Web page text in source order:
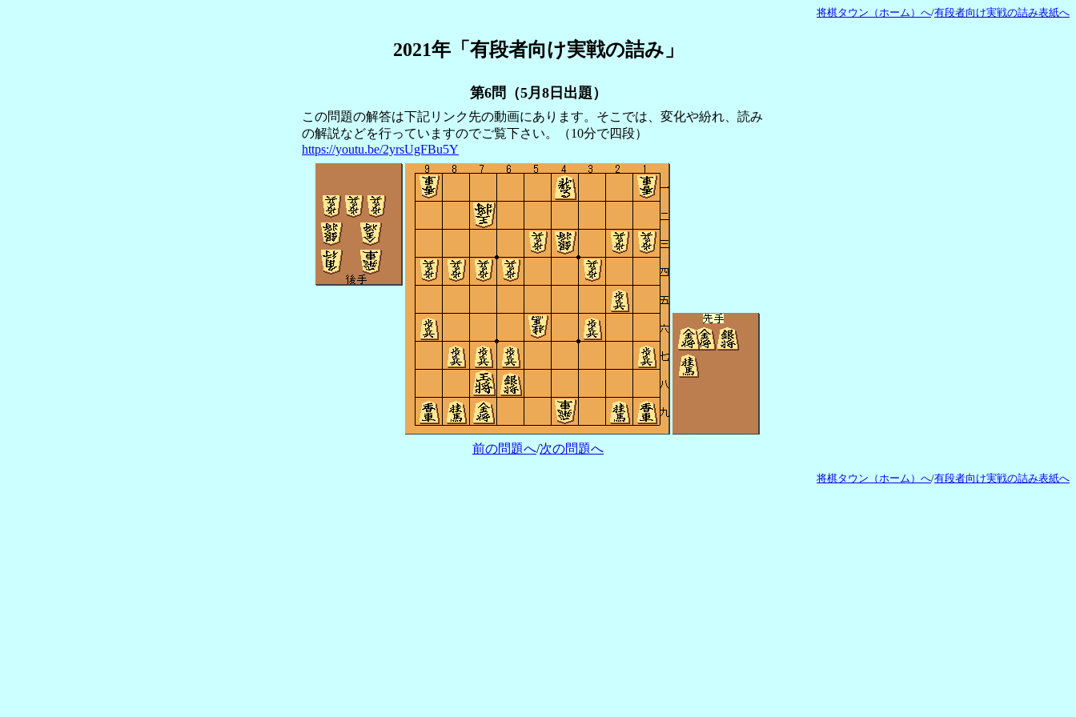
将棋タウン（ホーム）へ/有段者向け実戦の詰み表紙へ
2021年「有段者向け実戦の詰み」
第6問（5月8日出題）
この問題の解答は下記リンク先の動画にあります。そこでは、変化や紛れ、読み
の解説などを行っていますのでご覧下さい。（10分で四段）
https://youtu.be/2yrsUgFBu5Y
前の問題へ/次の問題へ
将棋タウン（ホーム）へ/有段者向け実戦の詰み表紙へ